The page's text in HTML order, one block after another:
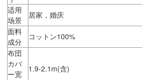
适用
场景
居家，婚庆
面料
成分
コットン100%
布団
カバ
ー宽
1.9-2.1m(含)